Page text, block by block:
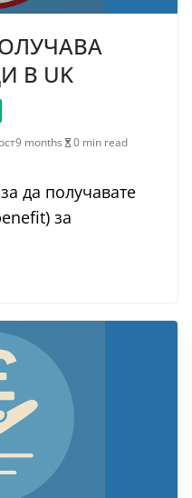
В UK
9 months
0 min read
да получавате
за